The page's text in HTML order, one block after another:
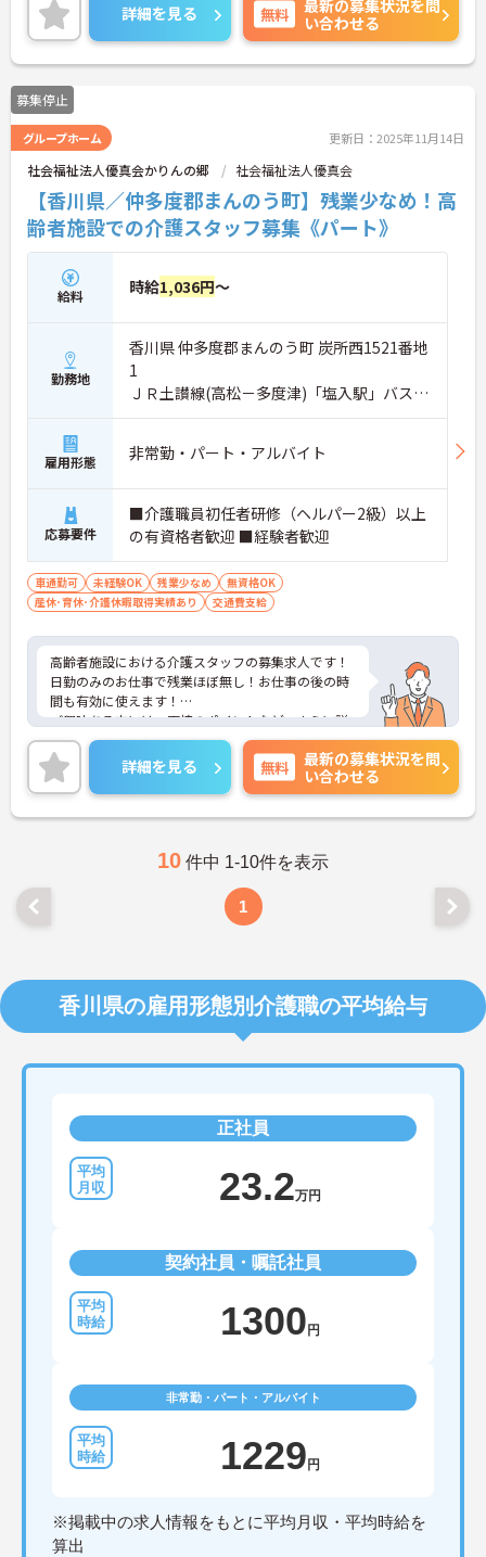
詳細を見る 無料
最新の募集状況を問
い合わせる
募集停止
グループホーム 更新日：2025年11月14日
社会福祉法人優真会かりんの郷 社会福祉法人優真会
【香川県／仲多度郡まんのう町】残業少なめ！高
齢者施設での介護スタッフ募集《パート》
給料 時給1,036円～
勤務地
香川県 仲多度郡まんのう町 炭所西1521番地
1
ＪＲ土讃線(高松－多度津)「塩入駅」バス・
車8分
雇用形態 非常勤・パート・アルバイト
応募要件
■介護職員初任者研修（ヘルパー2級）以上
の有資格者歓迎 ■経験者歓迎
車通勤可 未経験OK 残業少なめ
無資格OK
産休･育休･介護休暇取得実績あり
交通費支給
高齢者施設における介護スタッフの募集求人です！
日勤のみのお仕事で残業ほぼ無し！お仕事の後の時
間も有効に使えます！
ご興味ある方には、面接のポイントなど、さらに詳
細をお話致しますのでお気軽にご相談ください。
詳細を見る 無料
最新の募集状況を問
い合わせる
10 件中 1-10件を表示
1
香川県の雇用形態別介護職の平均給与
正社員
23.2万円
契約社員・嘱託社員
1300 円
非常勤・パート・アルバイト
1229 円
※掲載中の求人情報をもとに平均月収・平均時給を
算出